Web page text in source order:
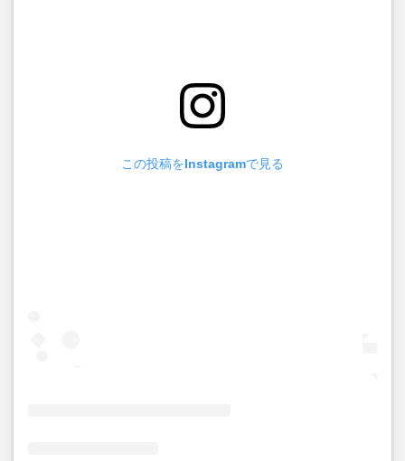
この投稿をInstagramで見る